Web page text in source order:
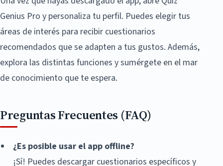
Genius Pro y personaliza tu perfil. Puedes elegir tus
áreas de interés para recibir cuestionarios
recomendados que se adapten a tus gustos. Además,
explora las distintas funciones y sumérgete en el mar
de conocimiento que te espera.
Preguntas Frecuentes (FAQ)
¿Es posible usar el app offline?
¡Sí! Puedes descargar cuestionarios específicos y